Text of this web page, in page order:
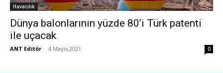
Havacılık
Dünya balonlarının yüzde 80’i Türk patenti
ile uçacak
ANT Editör - 4 Mayıs 2021 0